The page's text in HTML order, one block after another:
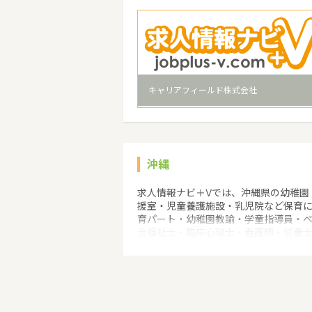
キャリアフィールド株式会社
沖縄
求人情報ナビ＋Vでは、沖縄県の幼稚
援室・児童養護施設・乳児院など保育
育パート・幼稚園教諭・学童指導員・